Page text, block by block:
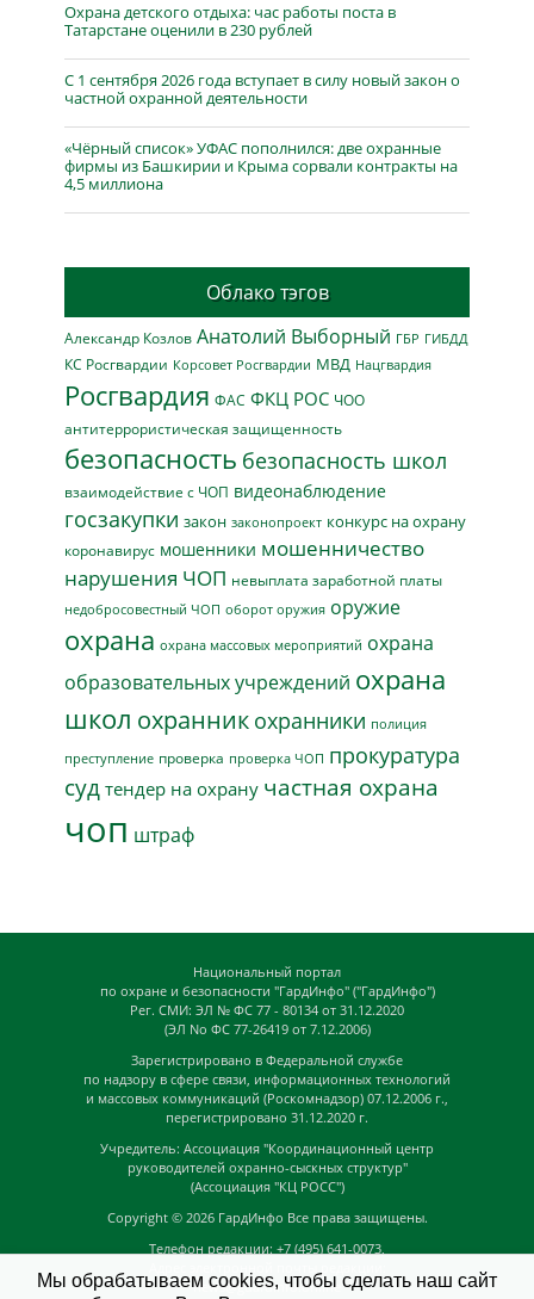
Охрана детского отдыха: час работы поста в
Татарстане оценили в 230 рублей
С 1 сентября 2026 года вступает в силу новый закон о
частной охранной деятельности
«Чёрный список» УФАС пополнился: две охранные
фирмы из Башкирии и Крыма сорвали контракты на
4,5 миллиона
Облако тэгов
Александр Козлов Анатолий Выборный ГБР ГИБДД
КС Росгвардии Корсовет Росгвардии МВД Нацгвардия
Росгвардия ФАС ФКЦ РОС ЧОО
антитеррористическая защищенность
безопасность безопасность школ
взаимодействие с ЧОП видеонаблюдение
госзакупки закон законопроект конкурс на охрану
коронавирус мошенники мошенничество
нарушения ЧОП невыплата заработной платы
недобросовестный ЧОП оборот оружия оружие
охрана охрана массовых мероприятий охрана
образовательных учреждений охрана
школ охранник охранники полиция
преступление проверка проверка ЧОП прокуратура
суд тендер на охрану частная охрана
чоп штраф
Национальный портал
по охране и безопасности "ГардИнфо" ("ГардИнфо")
Рег. СМИ: ЭЛ № ФС 77 - 80134 от 31.12.2020
(ЭЛ No ФС 77-26419 от 7.12.2006)
Зарегистрировано в Федеральной службе
по надзору в сфере связи, информационных технологий
и массовых коммуникаций (Роскомнадзор) 07.12.2006 г.,
перегистрировано 31.12.2020 г.
Учредитель: Ассоциация "Координационный центр
руководителей охранно-сыскных структур"
(Ассоциация "КЦ РОСС")
Copyright © 2026 ГардИнфо Все права защищены.
Телефон редакции: +7 (495) 641-0073,
news@guardinfo.online
Мы обрабатываем cookies, чтобы сделать наш сайт